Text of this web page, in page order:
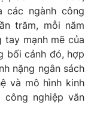
các ngành công
trăm, mỗi năm
tay mạnh mẽ của
bối cảnh đó, hợp
nặng ngân sách
và mô hình kinh
nghiệp văn